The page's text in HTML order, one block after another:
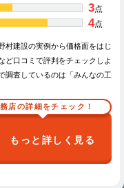
3点
4点
村建設の実例から価格面をはじ
ど口コミで評判をチェックしよ
調査しているのは「みんなの工
店の詳細をチェック！
もっと詳しく見る